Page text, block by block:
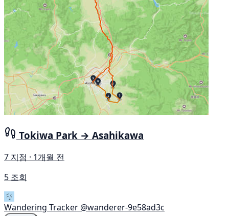
Tokiwa Park → Asahikawa
7 지점 · 1개월 전
5 조회
Wandering Tracker @wanderer-9e58ad3c